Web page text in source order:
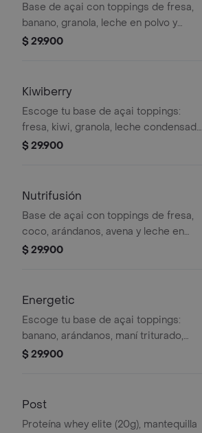
Base de açai con toppings de fresa,
banano, granola, leche en polvo y
mantequilla de maní.
$ 29.900
Kiwiberry
Escoge tu base de açai toppings:
fresa, kiwi, granola, leche condensada
y leche en polvo.
$ 29.900
Nutrifusión
Base de açai con toppings de fresa,
coco, arándanos, avena y leche en
polvo.
$ 29.900
Energetic
Escoge tu base de açai toppings:
banano, arándanos, maní triturado,
leche en polvo, miel.
$ 29.900
Post
Proteína whey elite (20g), mantequilla